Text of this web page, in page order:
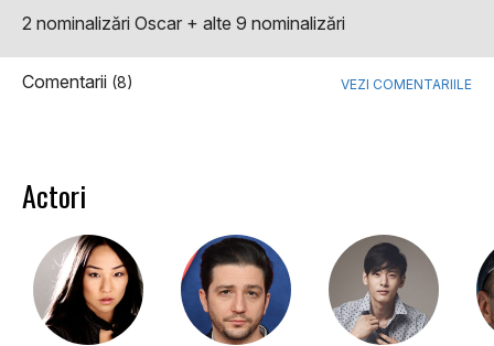
2 nominalizări Oscar + alte 9 nominalizări
Comentarii (8) VEZI COMENTARIILE
Actori